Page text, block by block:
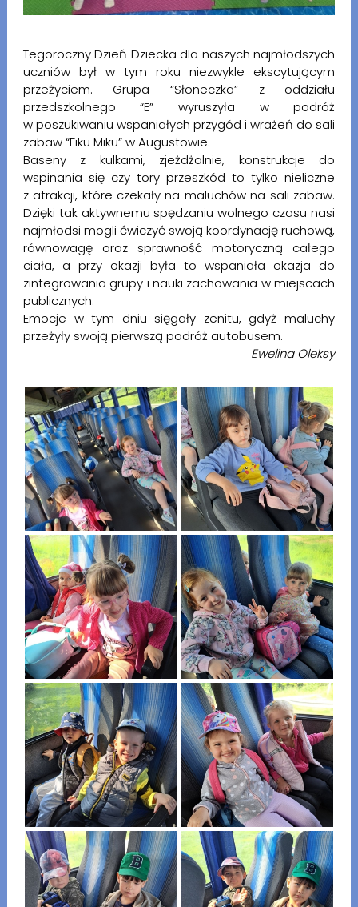
Tegoroczny Dzień Dziecka dla naszych najmłodszych
uczniów był w tym roku niezwykle ekscytującym
przeżyciem. Grupa “Słoneczka” z oddziału
przedszkolnego “E” wyruszyła w podróż
w poszukiwaniu wspaniałych przygód i wrażeń do sali
zabaw “Fiku Miku” w Augustowie.
Baseny z kulkami, zjeżdżalnie, konstrukcje do
wspinania się czy tory przeszkód to tylko nieliczne
z atrakcji, które czekały na maluchów na sali zabaw.
Dzięki tak aktywnemu spędzaniu wolnego czasu nasi
najmłodsi mogli ćwiczyć swoją koordynację ruchową,
równowagę oraz sprawność motoryczną całego
ciała, a przy okazji była to wspaniała okazja do
zintegrowania grupy i nauki zachowania w miejscach
publicznych.
Emocje w tym dniu sięgały zenitu, gdyż maluchy
przeżyły swoją pierwszą podróż autobusem.
Ewelina Oleksy